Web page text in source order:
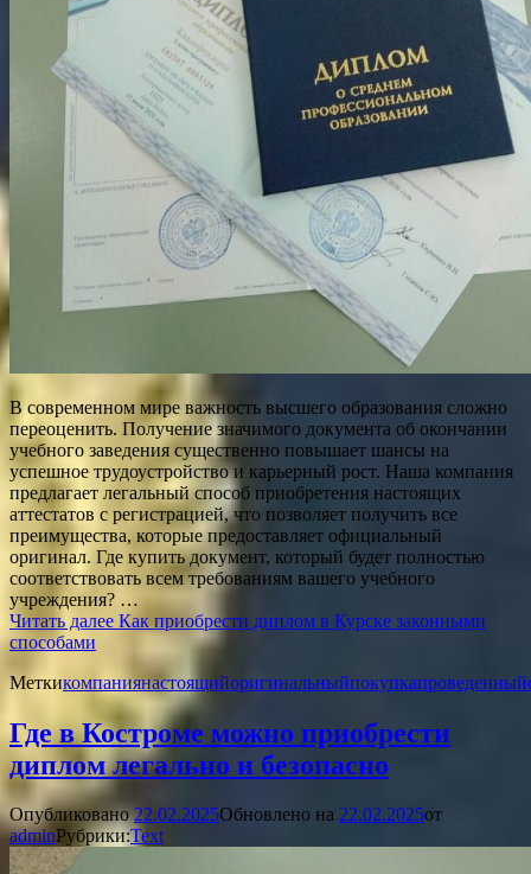
В современном мире важность высшего образования сложно
переоценить. Получение значимого документа об окончании
учебного заведения существенно повышает шансы на
успешное трудоустройство и карьерный рост. Наша компания
предлагает легальный способ приобретения настоящих
аттестатов с регистрацией, что позволяет получить все
преимущества, которые предоставляет официальный
оригинал. Где купить документ, который будет полностью
соответствовать всем требованиям вашего учебного
учреждения? …
Читать далее Как приобрести диплом в Курске законными
способами
Меткикомпаниянастоящийоригинальныйпокупкапроведенный
Где в Костроме можно приобрести
диплом легально и безопасно
Опубликовано22.02.2025Обновлено на 22.02.2025от
adminРубрики:Text